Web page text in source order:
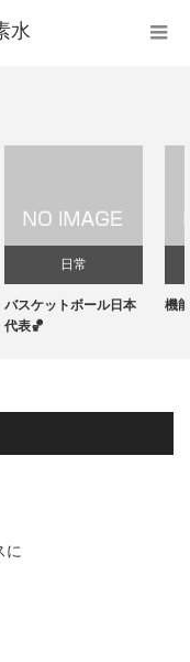
水
ットボール日本
機能性表
に